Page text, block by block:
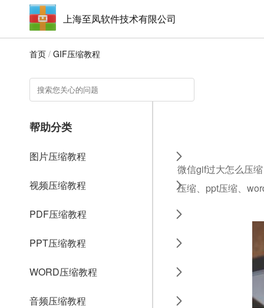
上海至凤软件技术有限公司
首页 / GIF压缩教程
帮助分类
图片压缩教程
视频压缩教程
PDF压缩教程
PPT压缩教程
WORD压缩教程
音频压缩教程
微信gif过大怎么压
压缩、ppt压缩、